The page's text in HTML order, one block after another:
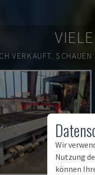
VERKAUFT.
Wir
Nutzung
können